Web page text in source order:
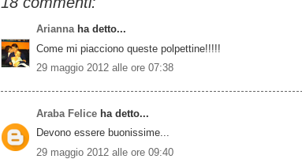
Ariannaha detto...
Come mi piacciono queste polpettine!!!!!
29 maggio 2012 alle ore 07:38
Araba Felice ha detto...
Devono essere buonissime...
29 maggio 2012 alle ore 09:40